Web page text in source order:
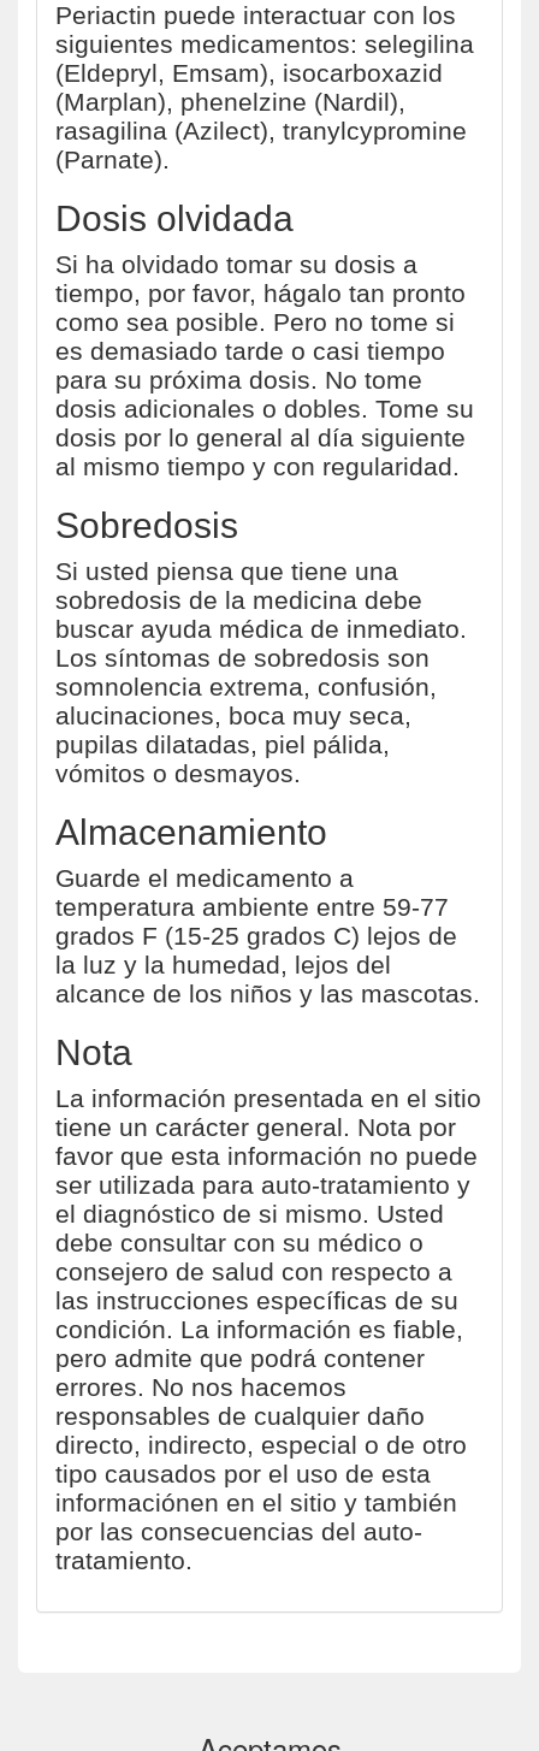
Periactin puede interactuar con los
siguientes medicamentos: selegilina
(Eldepryl, Emsam), isocarboxazid
(Marplan), phenelzine (Nardil),
rasagilina (Azilect), tranylcypromine
(Parnate).
Dosis olvidada
Si ha olvidado tomar su dosis a
tiempo, por favor, hágalo tan pronto
como sea posible. Pero no tome si
es demasiado tarde o casi tiempo
para su próxima dosis. No tome
dosis adicionales o dobles. Tome su
dosis por lo general al día siguiente
al mismo tiempo y con regularidad.
Sobredosis
Si usted piensa que tiene una
sobredosis de la medicina debe
buscar ayuda médica de inmediato.
Los síntomas de sobredosis son
somnolencia extrema, confusión,
alucinaciones, boca muy seca,
pupilas dilatadas, piel pálida,
vómitos o desmayos.
Almacenamiento
Guarde el medicamento a
temperatura ambiente entre 59-77
grados F (15-25 grados C) lejos de
la luz y la humedad, lejos del
alcance de los niños y las mascotas.
Nota
La información presentada en el sitio
tiene un carácter general. Nota por
favor que esta información no puede
ser utilizada para auto-tratamiento y
el diagnóstico de si mismo. Usted
debe consultar con su médico o
consejero de salud con respecto a
las instrucciones específicas de su
condición. La información es fiable,
pero admite que podrá contener
errores. No nos hacemos
responsables de cualquier daño
directo, indirecto, especial o de otro
tipo causados por el uso de esta
informaciónen en el sitio y también
por las consecuencias del auto-
tratamiento.